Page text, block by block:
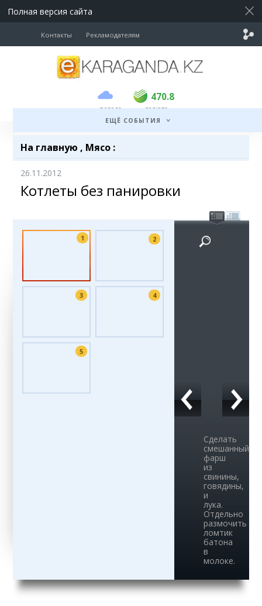
Полная версия сайта
Контакты Рекламодателям
погода
470.8
USD 468.5 470.8
валюта
ЕЩЁ СОБЫТИЯ
На главную , Мясо :
26.11.2012
Котлеты без панировки
1 2
3 4
5
Сделать
смешанный
фарш
из
свинины,
говядины,
и
лука.
Отдельно
размочить
ломтик
батона
в
молоке.